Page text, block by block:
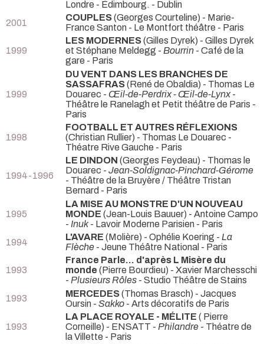
Londre - Édimbourg. - Dublin
2001
COUPLES(Georges Courteline) - Marie-
France Santon - Le Montfort théâtre - Paris
1999
LES MODERNES(Gilles Dyrek) - Gilles Dyrek
et Stéphane Meldegg - Bourrin - Café de la
gare - Paris
1999
DU VENT DANS LES BRANCHES DE
SASSAFRAS(René de Obaldia) - Thomas Le
Douarec - Œil-de-Perdrix - Œil-de-Lynx-
Théâtre le Ranelagh et Petit théâtre de Paris -
Paris
1998
FOOTBALL ET AUTRES RÉFLEXIONS
(Christian Rullier) - Thomas Le Douarec -
Théatre Rive Gauche - Paris
1994-1996
LE DINDON (Georges Feydeau) - Thomas le
Douarec - Jean-Soldignac-Pinchard-Gérome
- Théâtre de la Bruyère / Théâtre Tristan
Bernard - Paris
1995
LA MISE AU MONSTRE D'UN NOUVEAU
MONDE (Jean-Louis Bauuer) - Antoine Campo
- Inuk- Lavoir Moderne Parisien - Paris
1994
L'AVARE (Molière) - Ophélie Koering - La
Flèche - Jeune Théâtre National - Paris
1993
France Parle... d'après L Misère du
monde (Pierre Bourdieu) - Xavier Marchesschi
- Plusieurs Rôles - Studio Théâtre de Stains
1993
MERCEDES(Thomas Brasch) - Jacques
Oursin - Sakko - Arts décoratifs de Paris
1993
LA PLACE ROYALE - MÉLITE ( Pierre
Corneille) - ENSATT - Philandre - Théatre de
la Villette - Paris